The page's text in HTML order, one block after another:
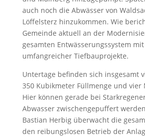
auch noch die Abwässer von
Löffelsterz hinzukommen. Wie
Gemeinde aktuell an der
gesamten Entwässerungssystem
umfangreicher Tiefbauprojekte.
Untertage befinden sich insgesamt
350 Kubikmeter Füllmenge und vier
Hier können gerade bei
Abwasser zwischengepuffert
Bastian Herbig überwacht die
den reibungslosen Betrieb der